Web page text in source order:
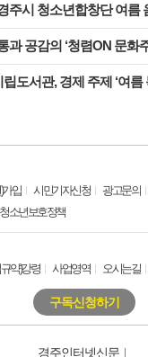
주시 청소년합창단 여름
과 공감의 ‘청렴ON 문화
도서관, 경제 주제 ‘여름
가입 시민기자신청 광고문의
청소년보호정책
약)강령 사업영역 오시는길
구독신청하기
경주인터넷신문